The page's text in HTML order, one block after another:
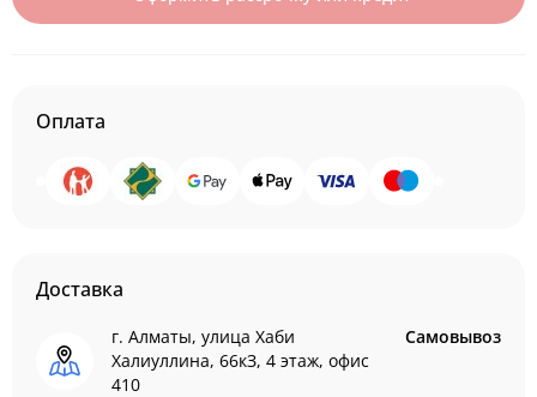
Оплата
Доставка
г. Алматы, улица Хаби
Халиуллина, 66кЗ, 4 этаж, офис
410
Самовывоз